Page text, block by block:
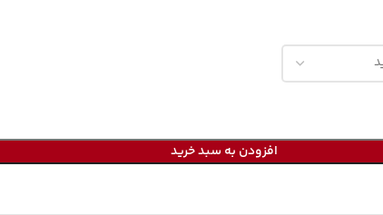
افزودن به سبد خرید